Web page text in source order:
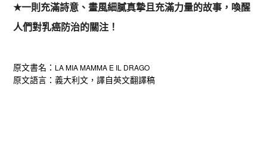
★一則充滿詩意、畫風細膩真摯且充滿力量的故事，喚醒
人們對乳癌防治的關注！
原文書名： LA MIA MAMMA E IL DRAGO
原文語言：義大利文，譯自英文翻譯稿